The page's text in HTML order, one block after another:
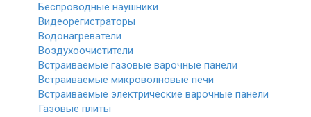
Беспроводные наушники
Видеорегистраторы
Водонагреватели
Воздухоочистители
Встраиваемые газовые варочные панели
Встраиваемые микроволновые печи
Встраиваемые электрические варочные панели
Газовые плиты